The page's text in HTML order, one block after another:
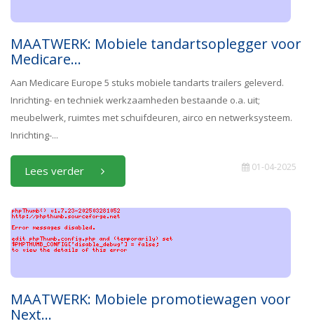
MAATWERK: Mobiele tandartsoplegger voor
Medicare...
Aan Medicare Europe 5 stuks mobiele tandarts trailers geleverd.
Inrichting- en techniek werkzaamheden bestaande o.a. uit;
meubelwerk, ruimtes met schuifdeuren, airco en netwerksysteem.
Inrichting-...
Lees verder 01-04-2025
MAATWERK: Mobiele promotiewagen voor
Next...